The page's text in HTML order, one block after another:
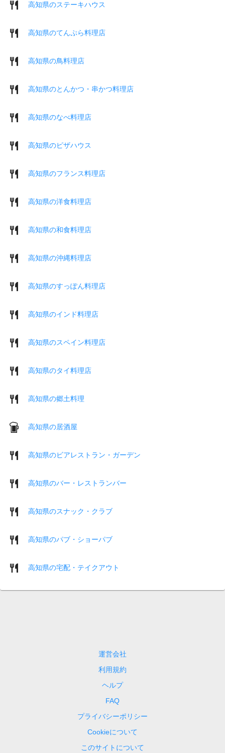
高知県のステーキハウス
高知県のてんぷら料理店
高知県の鳥料理店
高知県のとんかつ・串かつ料理店
高知県のなべ料理店
高知県のピザハウス
高知県のフランス料理店
高知県の洋食料理店
高知県の和食料理店
高知県の沖縄料理店
高知県のすっぽん料理店
高知県のインド料理店
高知県のスペイン料理店
高知県のタイ料理店
高知県の郷土料理
高知県の居酒屋
高知県のビアレストラン・ガーデン
高知県のバー・レストランバー
高知県のスナック・クラブ
高知県のパブ・ショーパブ
高知県の宅配・テイクアウト
運営会社
利用規約
ヘルプ
FAQ
プライバシーポリシー
Cookieについて
このサイトについて